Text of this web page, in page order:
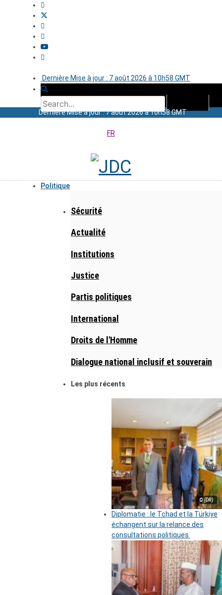
Dernière Mise à jour : 7 août 2026 à 10h58 GMT
Dernière Mise à jour : 7 août 2026 à 10h58 GMT
FR
Politique
Sécurité
Actualité
Institutions
Justice
Partis politiques
International
Droits de l'Homme
Dialogue national inclusif et souverain
Les plus récents
© (DR)
Diplomatie : le Tchad et la Türkiye
échangent sur la relance des
consultations politiques